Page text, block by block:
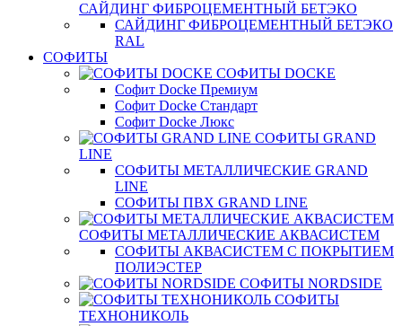
САЙДИНГ ФИБРОЦЕМЕНТНЫЙ БЕТЭКО
САЙДИНГ ФИБРОЦЕМЕНТНЫЙ БЕТЭКО
RAL
СОФИТЫ
СОФИТЫ DOCKE
Софит Docke Премиум
Софит Docke Стандарт
Софит Docke Люкс
СОФИТЫ GRAND
LINE
СОФИТЫ МЕТАЛЛИЧЕСКИЕ GRAND
LINE
СОФИТЫ ПВХ GRAND LINE
СОФИТЫ МЕТАЛЛИЧЕСКИЕ АКВАСИСТЕМ
СОФИТЫ АКВАСИСТЕМ С ПОКРЫТИЕМ
ПОЛИЭСТЕР
СОФИТЫ NORDSIDE
СОФИТЫ
ТЕХНОНИКОЛЬ